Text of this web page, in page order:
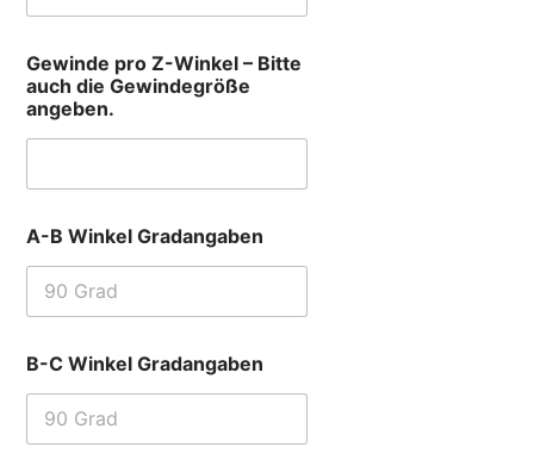
Gewinde pro Z-Winkel – Bitte
auch die Gewindegröße
angeben.
A-B Winkel Gradangaben
B-C Winkel Gradangaben